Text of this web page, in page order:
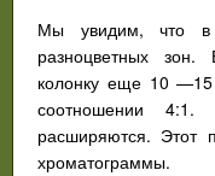
Мы увидим, что в
разноцветных
колонку еще 10
соотношении
расширяются. Этот
хроматограммы.